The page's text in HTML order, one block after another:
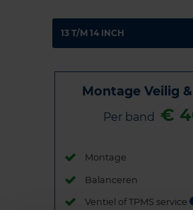
Montage Veilig
Per band €
Montage
Balanceren
Ventiel of TPMS service